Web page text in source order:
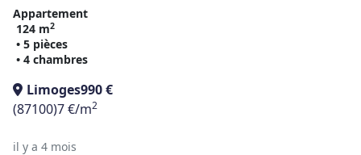
Appartement
124 m2
• 5 pièces
• 4 chambres
Limoges990 €
(87100)7 €/m2
il y a 4 mois